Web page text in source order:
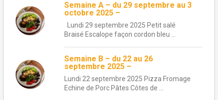
Semaine A – du 29 septembre au 3
octobre 2025 –
Lundi 29 septembre 2025 Petit salé
Braisé Escalope façon cordon bleu ...
Semaine B – du 22 au 26
septembre 2025 –
Lundi 22 septembre 2025 Pizza Fromage
Echine de Porc Pâtes Côtes de ...